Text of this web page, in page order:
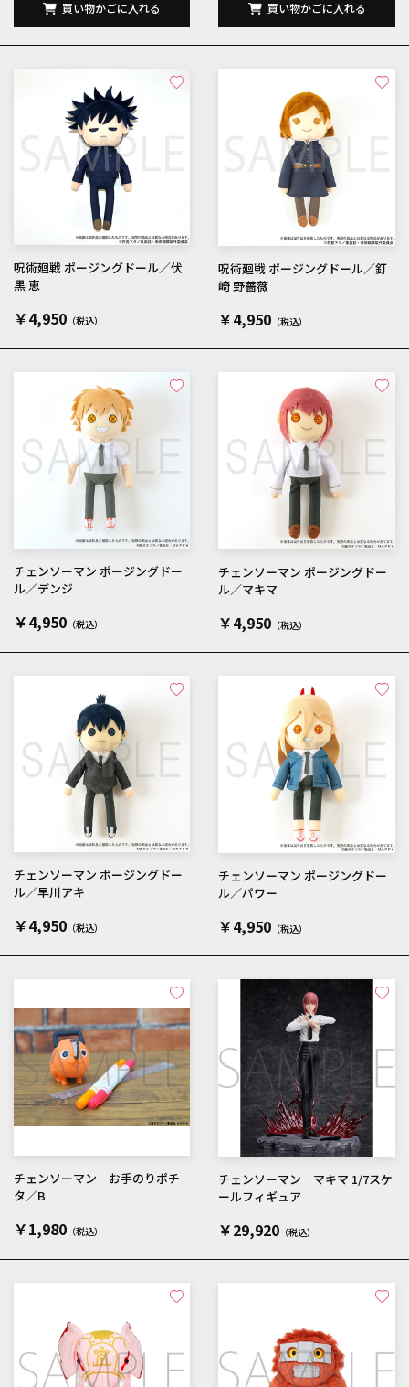
買い物かごに入れる 買い物かごに入れる
呪術廻戦 ポージングドール／伏
黒 恵
￥4,950
呪術廻戦 ポージングドール／釘
崎 野薔薇
￥4,950
チェンソーマン ポージングドー
ル／デンジ
￥4,950
チェンソーマン ポージングドー
ル／マキマ
￥4,950
チェンソーマン ポージングドー
ル／早川アキ
￥4,950
チェンソーマン ポージングドー
ル／パワー
￥4,950
チェンソーマン お手のりポチ
タ／B
￥1,980
チェンソーマン マキマ 1/7スケ
ールフィギュア
￥29,920